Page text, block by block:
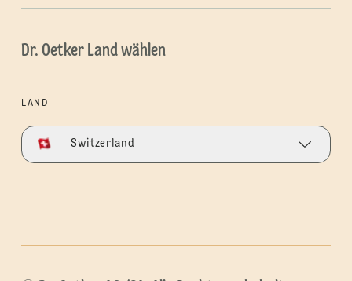
Dr. Oetker Land wählen
LAND
Switzerland